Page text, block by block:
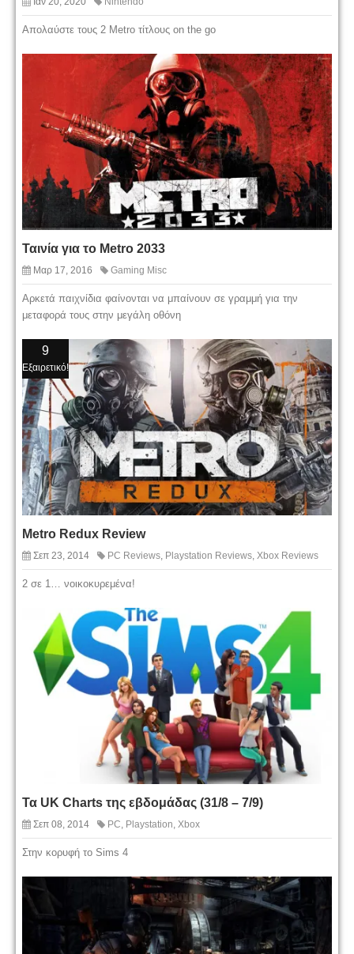
Απολαύστε τους 2 Metro τίτλους on the go
Ταινία για το Metro 2033
Μαρ 17, 2016 Gaming Misc
Αρκετά παιχνίδια φαίνονται να μπαίνουν σε γραμμή για την
μεταφορά τους στην μεγάλη οθόνη
9
Εξαιρετικό!
Metro Redux Review
Σεπ 23, 2014 PC Reviews, Playstation Reviews, Xbox Reviews
2 σε 1… νοικοκυρεμένα!
Τα UK Charts της εβδομάδας (31/8 – 7/9)
Σεπ 08, 2014 PC Playstation Xbox
Στην κορυφή το Sims 4